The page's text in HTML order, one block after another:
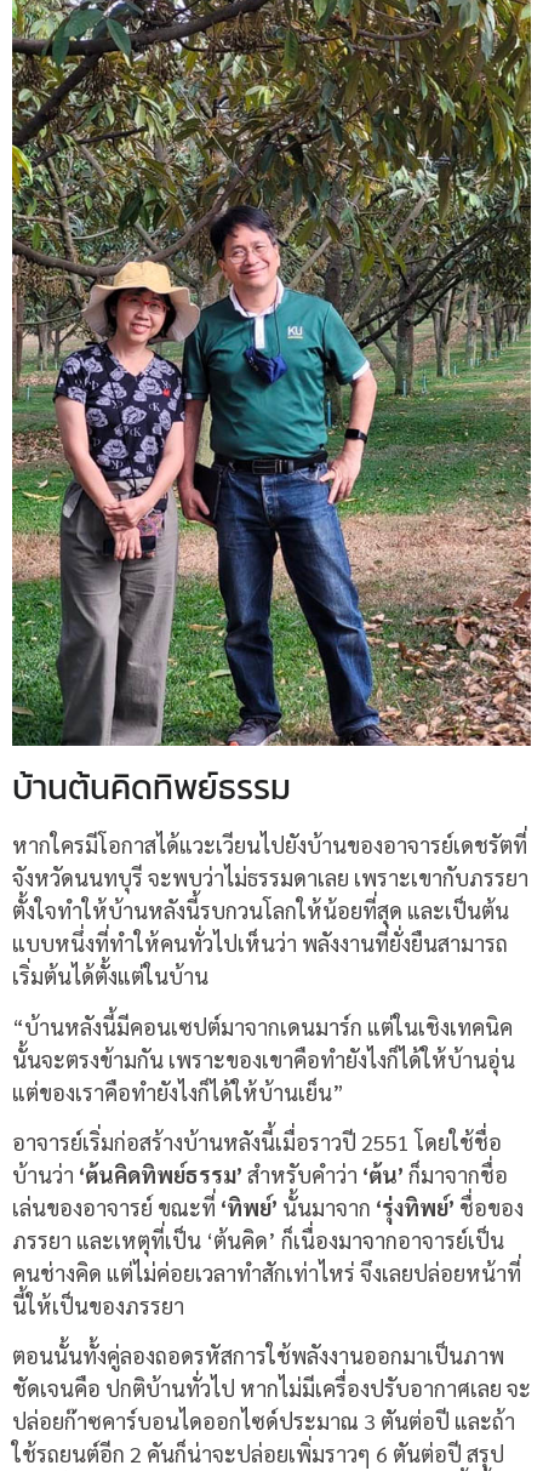
บ้านต้นคิดทิพย์ธรรม
หากใครมีโอกาสได้แวะเวียนไปยังบ้านของอาจารย์เดชรัตที่
จังหวัดนนทบุรี จะพบว่าไม่ธรรมดาเลย เพราะเขากับภรรยา
ตั้งใจทำให้บ้านหลังนี้รบกวนโลกให้น้อยที่สุด และเป็นต้น
แบบหนึ่งที่ทำให้คนทั่วไปเห็นว่า พลังงานที่ยั่งยืนสามารถ
เริ่มต้นได้ตั้งแต่ในบ้าน
“บ้านหลังนี้มีคอนเซปต์มาจากเดนมาร์ก แต่ในเชิงเทคนิค
นั้นจะตรงข้ามกัน เพราะของเขาคือทำยังไงก็ได้ให้บ้านอุ่น
แต่ของเราคือทำยังไงก็ได้ให้บ้านเย็น”
อาจารย์เริ่มก่อสร้างบ้านหลังนี้เมื่อราวปี 2551 โดยใช้ชื่อ
บ้านว่า ‘ต้นคิดทิพย์ธรรม’ สำหรับคำว่า ‘ต้น’ ก็มาจากชื่อ
เล่นของอาจารย์ ขณะที่ ‘ทิพย์’ นั้นมาจาก ‘รุ่งทิพย์’ ชื่อของ
ภรรยา และเหตุที่เป็น ‘ต้นคิด’ ก็เนื่องมาจากอาจารย์เป็น
คนช่างคิด แต่ไม่ค่อยเวลาทำสักเท่าไหร่ จึงเลยปล่อยหน้าที่
นี้ให้เป็นของภรรยา
ตอนนั้นทั้งคู่ลองถอดรหัสการใช้พลังงานออกมาเป็นภาพ
ชัดเจนคือ ปกติบ้านทั่วไป หากไม่มีเครื่องปรับอากาศเลย จะ
ปล่อยก๊าซคาร์บอนไดออกไซด์ประมาณ 3 ตันต่อปี และถ้า
ใช้รถยนต์อีก 2 คันก็น่าจะปล่อยเพิ่มราวๆ 6 ตันต่อปี สรุป